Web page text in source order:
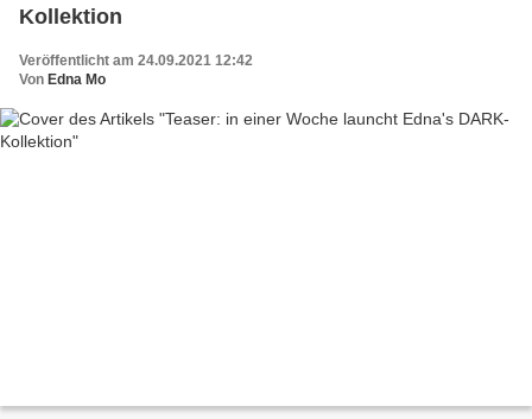
Kollektion
Veröffentlicht am 24.09.2021 12:42
Von Edna Mo